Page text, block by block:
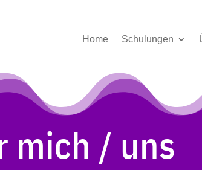
Home Schulungen
mich / uns